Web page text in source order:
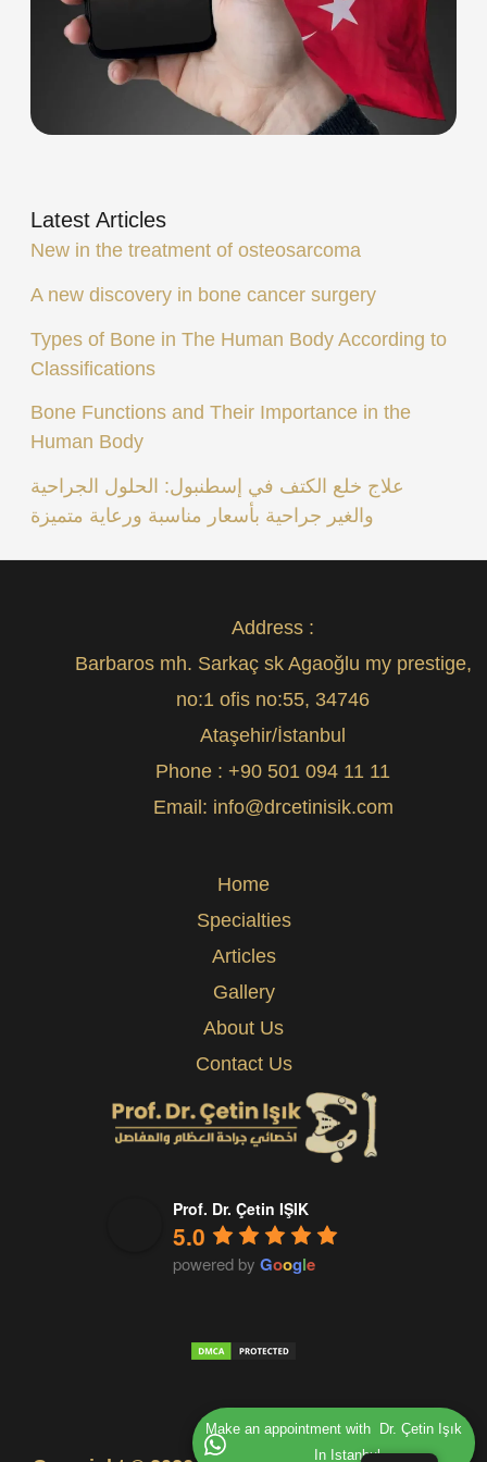
Latest Articles
New in the treatment of osteosarcoma
A new discovery in bone cancer surgery
Types of Bone in The Human Body According to
Classifications
Bone Functions and Their Importance in the
Human Body
علاج خلع الكتف في إسطنبول: الحلول الجراحية
والغير جراحية بأسعار مناسبة ورعاية متميزة
Address :
Barbaros mh. Sarkaç sk Agaoğlu my prestige,
no:1 ofis no:55, 34746
Ataşehir/İstanbul
Phone : +90 501 094 11 11
Email: info@drcetinisik.com
Home
Specialties
Articles
Gallery
About Us
Contact Us
Prof. Dr. Çetin IŞIK
5.0
powered by Google
Make an appointment with  Dr. Çetin Işık
In Istanbul